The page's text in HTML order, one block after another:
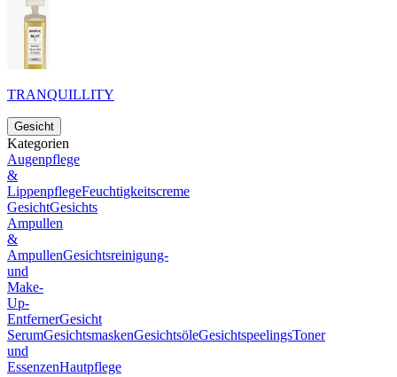
TRANQUILLITY
Gesicht
Kategorien
Augenpflege
&
LippenpflegeFeuchtigkeitscreme
GesichtGesichts
Ampullen
&
AmpullenGesichtsreinigung-
und
Make-
Up-
EntfernerGesicht
SerumGesichtsmaskenGesichtsöleGesichtspeelingsToner
und
EssenzenHautpflege